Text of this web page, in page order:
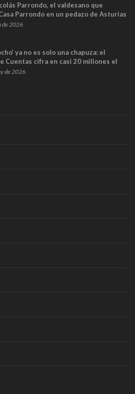
Parrondo, el valdesano que
Parrondo en un pedazo de Asturias
de 2026
ya no es solo una chapuza: el
Cuentas cifra en casi 20 millones el
de los trenes que no cabían por los
de 2026